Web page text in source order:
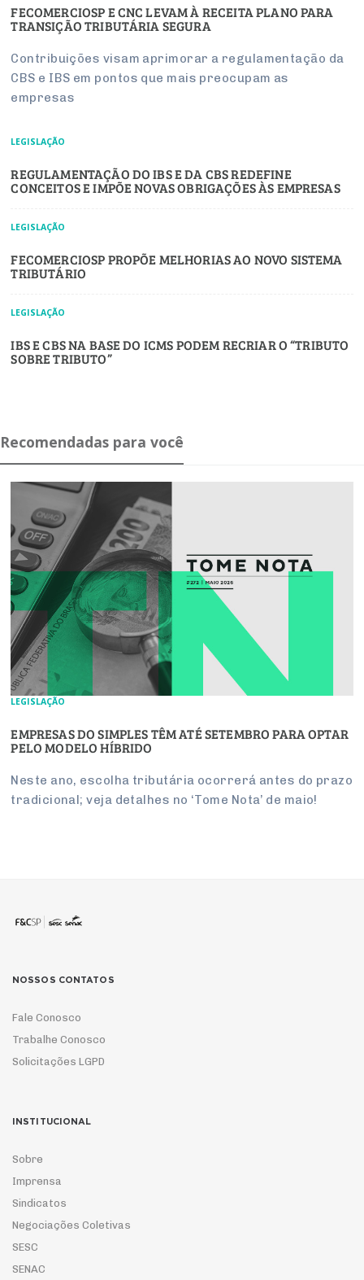
FECOMERCIOSP E CNC LEVAM À RECEITA PLANO PARA
TRANSIÇÃO TRIBUTÁRIA SEGURA
Contribuições visam aprimorar a regulamentação da
CBS e IBS em pontos que mais preocupam as
empresas
LEGISLAÇÃO
REGULAMENTAÇÃO DO IBS E DA CBS REDEFINE
CONCEITOS E IMPÕE NOVAS OBRIGAÇÕES ÀS EMPRESAS
LEGISLAÇÃO
FECOMERCIOSP PROPÕE MELHORIAS AO NOVO SISTEMA
TRIBUTÁRIO
LEGISLAÇÃO
IBS E CBS NA BASE DO ICMS PODEM RECRIAR O “TRIBUTO
SOBRE TRIBUTO”
Recomendadas para você
LEGISLAÇÃO
EMPRESAS DO SIMPLES TÊM ATÉ SETEMBRO PARA OPTAR
PELO MODELO HÍBRIDO
Neste ano, escolha tributária ocorrerá antes do prazo
tradicional; veja detalhes no ‘Tome Nota’ de maio!
NOSSOS CONTATOS
Fale Conosco
Trabalhe Conosco
Solicitações LGPD
INSTITUCIONAL
Sobre
Imprensa
Sindicatos
Negociações Coletivas
SESC
SENAC